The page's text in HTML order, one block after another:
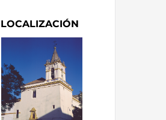
LOCALIZACIÓN